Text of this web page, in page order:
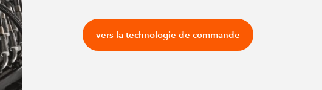
vers la technologie de commande